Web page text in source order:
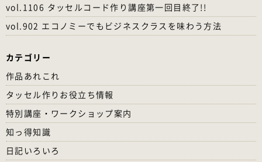
vol.1106 タッセルコード作り講座第一回目終了!!
vol.902 エコノミーでもビジネスクラスを味わう方法
カテゴリー
作品あれこれ
タッセル作りお役立ち情報
特別講座・ワークショップ案内
知っ得知識
日記いろいろ